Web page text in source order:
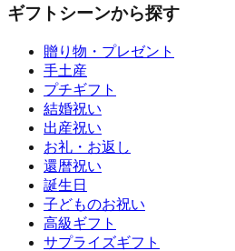
ギフトシーンから探す
贈り物・プレゼント
手土産
プチギフト
結婚祝い
出産祝い
お礼・お返し
還暦祝い
誕生日
子どものお祝い
高級ギフト
サプライズギフト